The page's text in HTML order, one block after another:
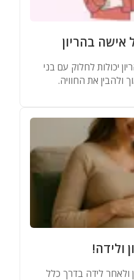
אישה בהריון
יכולות לחלוק עם בני
ולהבין את החוויה.
ולידה!
ולאחר לידה בדרך כלל